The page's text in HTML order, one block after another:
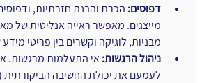
דפוסים: הכרת והבנת חזרתיות,
מייצגים. מאפשר ראייה אנליטית של
מבניות, לוגיקה וקשרים בין פריטי מידע
ניהול הרגשות: אי התעלמות מרגשות.
לעמעם את יכולת החשיבה